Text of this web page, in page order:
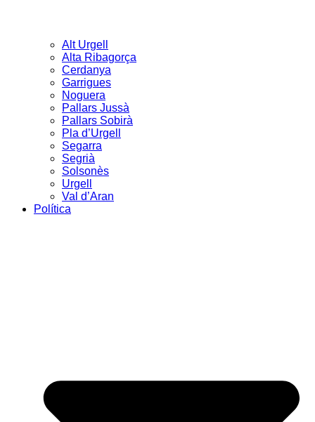
Alt Urgell
Alta Ribagorça
Cerdanya
Garrigues
Noguera
Pallars Jussà
Pallars Sobirà
Pla d’Urgell
Segarra
Segrià
Solsonès
Urgell
Val d’Aran
Política